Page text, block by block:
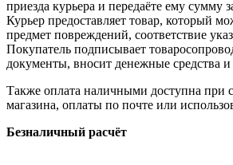
приезда курьера и передаёте ему сумму
Курьер предоставляет товар, который
предмет повреждений, соответствие
Покупатель подписывает
документы, вносит денежные средства и
Также оплата наличными доступна при
магазина, оплаты по почте или
Безналичный расчёт